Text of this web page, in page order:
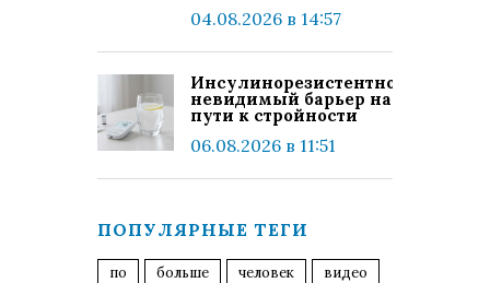
04.08.2026 в 14:57
Инсулинорезистентность:
невидимый барьер на
пути к стройности
06.08.2026 в 11:51
ПОПУЛЯРНЫЕ ТЕГИ
по больше человек
видео